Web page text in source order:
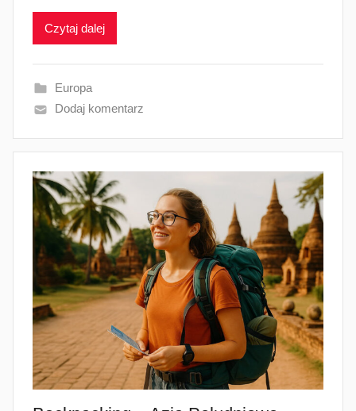
Czytaj dalej
Europa
Dodaj komentarz